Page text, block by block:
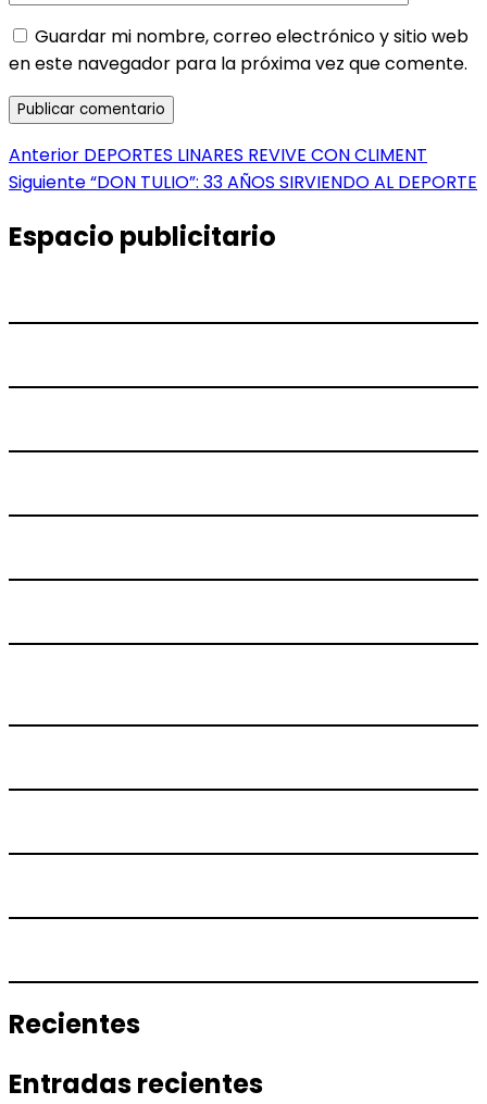
Guardar mi nombre, correo electrónico y sitio web
en este navegador para la próxima vez que comente.
Navegación
de
entradas
Anterior Entrada
anterior:
DEPORTES LINARES REVIVE CON CLIMENT
SiguienteEntrada
“DON TULIO”: 33 AÑOS SIRVIENDO AL DEPORTE
Espacio publicitario
Recientes
Entradas recientes